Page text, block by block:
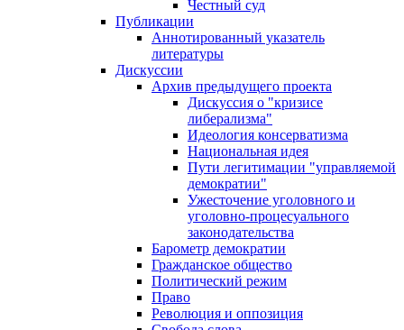
Честный суд
Публикации
Аннотированный указатель
литературы
Дискуссии
Архив предыдущего проекта
Дискуссия о "кризисе
либерализма"
Идеология консерватизма
Национальная идея
Пути легитимации "управляемой
демократии"
Ужесточение уголовного и
уголовно-процесуального
законодательства
Барометр демократии
Гражданское общество
Политический режим
Право
Революция и оппозиция